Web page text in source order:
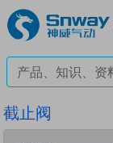
截止阀